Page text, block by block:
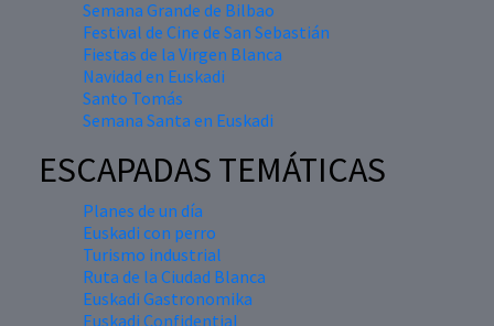
Semana Grande de Bilbao
Festival de Cine de San Sebastián
Fiestas de la Virgen Blanca
Navidad en Euskadi
Santo Tomás
Semana Santa en Euskadi
ESCAPADAS TEMÁTICAS
Planes de un día
Euskadi con perro
Turismo industrial
Ruta de la Ciudad Blanca
Euskadi Gastronomika
Euskadi Confidential